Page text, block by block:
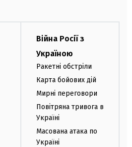
Війна Росії з
Україною
Ракетні обстріли
Карта бойових дій
Мирні переговори
Повітряна тривога в
Україні
Масована атака по
Україні